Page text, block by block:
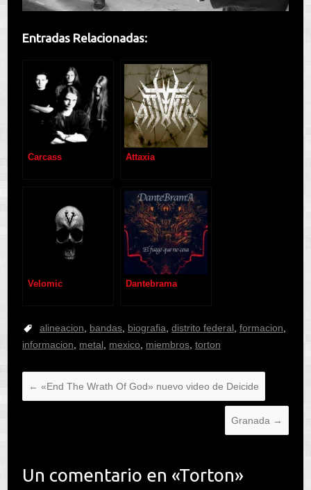
Entradas Relacionadas:
Carcass Attaxia
Velomic Dantebrama
alineacion bandas, biografia distrito federal formacion
informacion
metal mexico miembros, torton
← «End The Wrath Of God» nuevo video de Deicide
Granada →
Un comentario en «Torton»